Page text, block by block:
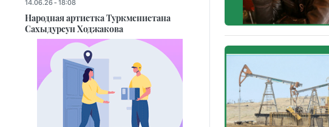
14.06.26 - 18:08
Народная артистка Туркменистана
Сахыдурсун Ходжакова